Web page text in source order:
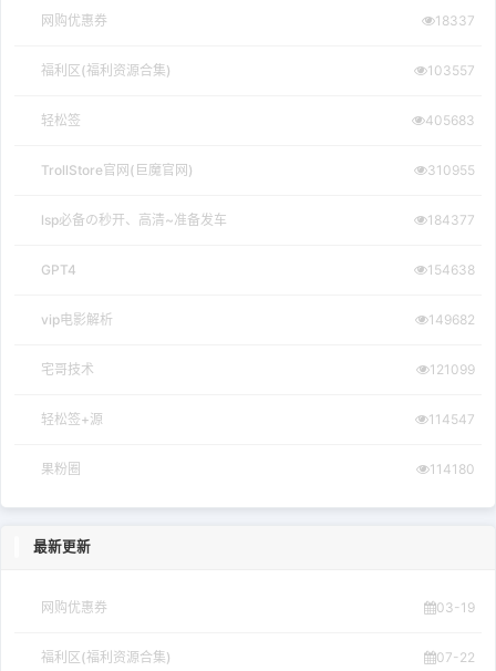
网购优惠券 18337
福利区(福利资源合集) 103557
轻松签 405683
TrollStore官网(巨魔官网) 310955
lsp必备の秒开、高清~准备发车 184377
GPT4 154638
vip电影解析 149682
宅哥技术 121099
轻松签+源 114547
果粉圈 114180
最新更新
网购优惠券 03-19
福利区(福利资源合集) 07-22